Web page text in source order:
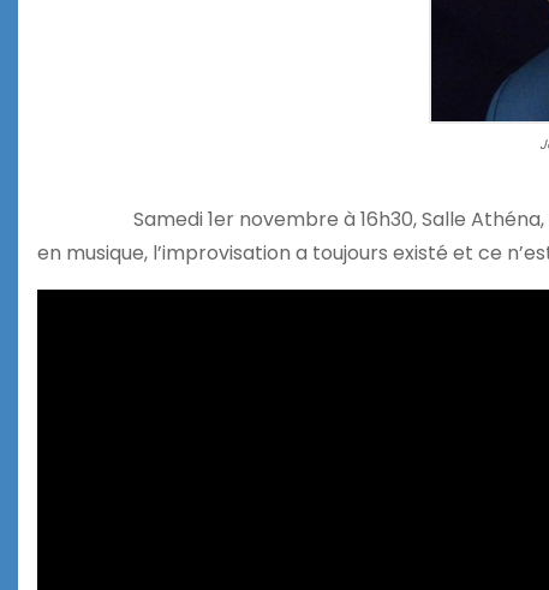
Samedi 1er novembre à 16h30, Salle Athéna,
en musique, l’improvisation a toujours existé et ce